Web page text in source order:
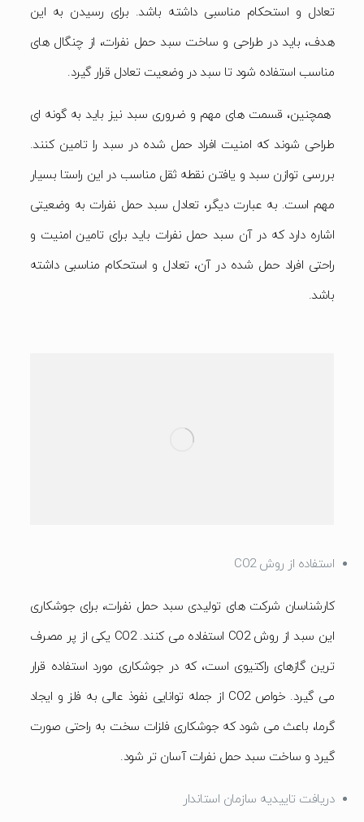
تعادل و استحکام مناسبی داشته باشد. برای رسیدن به این
هدف، باید در طراحی و ساخت سبد حمل نفرات، از چنگال های
مناسب استفاده شود تا سبد در وضعیت تعادل قرار گیرد.
همچنین، قسمت های مهم و ضروری سبد نیز باید به گونه ای
طراحی شوند که امنیت افراد حمل شده در سبد را تامین کنند.
بررسی توازن سبد و یافتن نقطه ثقل مناسب در این راستا بسیار
مهم است. به عبارت دیگر، تعادل سبد حمل نفرات به وضعیتی
اشاره دارد که در آن سبد حمل نفرات باید برای تامین امنیت و
راحتی افراد حمل شده در آن، تعادل و استحکام مناسبی داشته
باشد.
استفاده از روش CO2
کارشناسان شرکت های تولیدی سبد حمل نفرات، برای جوشکاری
این سبد از روش CO2 استفاده می کنند. CO2 یکی از پر مصرف
ترین گازهای راکتیوی است، که در جوشکاری مورد استفاده قرار
می گیرد. خواص CO2 از جمله توانایی نفوذ عالی به فلز و ایجاد
گرما، باعث می شود که جوشکاری فلزات سخت به راحتی صورت
گیرد و ساخت سبد حمل نفرات آسان تر شود.
دریافت تاییدیه سازمان استاندار